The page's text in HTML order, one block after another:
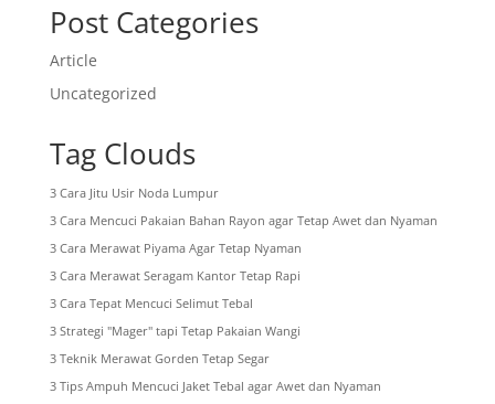
Post Categories
Article
Uncategorized
Tag Clouds
3 Cara Jitu Usir Noda Lumpur
3 Cara Mencuci Pakaian Bahan Rayon agar Tetap Awet dan Nyaman
3 Cara Merawat Piyama Agar Tetap Nyaman
3 Cara Merawat Seragam Kantor Tetap Rapi
3 Cara Tepat Mencuci Selimut Tebal
3 Strategi "Mager" tapi Tetap Pakaian Wangi
3 Teknik Merawat Gorden Tetap Segar
3 Tips Ampuh Mencuci Jaket Tebal agar Awet dan Nyaman